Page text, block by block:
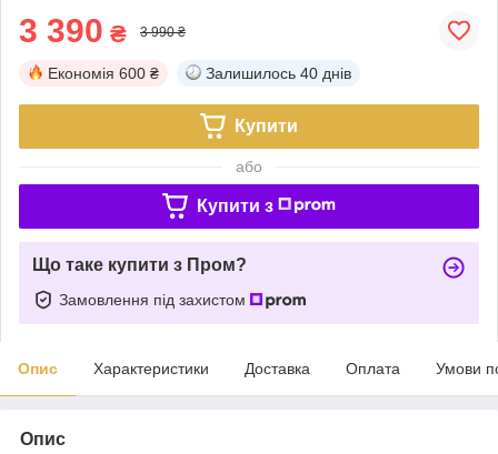
3 390 ₴ 3 990 ₴
Економія 600 ₴ Залишилось 40 днів
Купити
або
Купити з
Що таке купити з Пром?
Замовлення під захистом
Опис Характеристики Доставка Оплата Умови
Опис